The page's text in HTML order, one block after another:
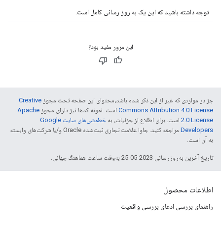
توجه داشته باشید که این یک به روز رسانی کامل است.
این مرور مفید بود؟
جز در مواردی که غیر از این ذکر شده باشد،‌محتوای این صفحه تحت مجوز Creative
Commons Attribution 4.0 License است. نمونه کدها نیز دارای مجوز Apache
2.0 License است. برای اطلاع از جزئیات، به
خطمشی‌های سایت Google
Developers‏
مراجعه کنید. جاوا علامت تجاری ثبت‌شده Oracle و/یا شرکت‌های وابسته
به آن است.
تاریخ آخرین به‌روزرسانی 2023-05-25 به‌وقت ساعت هماهنگ جهانی.
اطلاعات محصول
راهنمای بررسی ادعای بررسی واقعیت